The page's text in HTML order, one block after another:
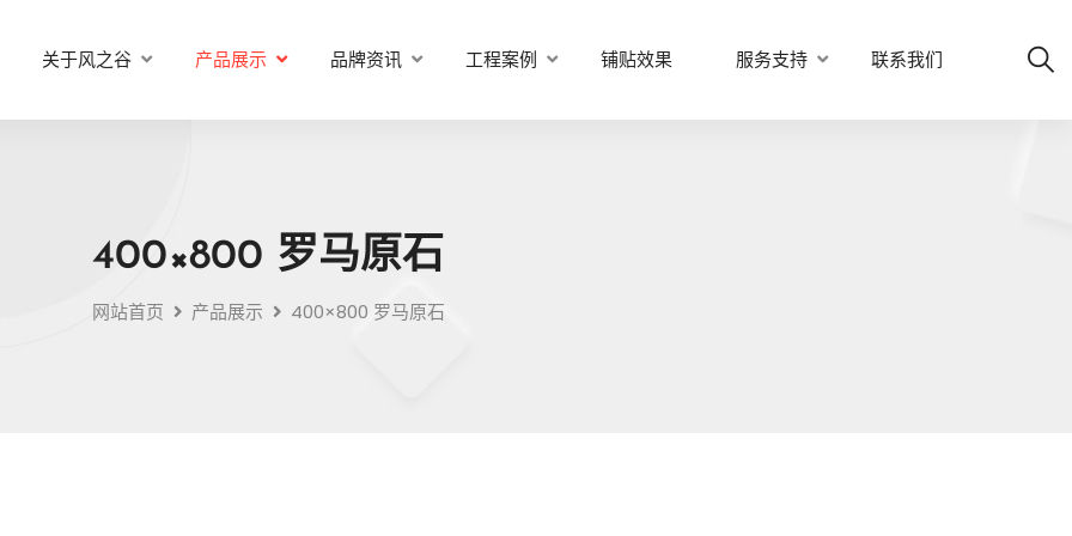
关于风之谷 产品展示 品牌资讯 工程案例 铺贴效果 服务支持 联系我们
400×800 罗马原石
网站首页 产品展示 400×800 罗马原石